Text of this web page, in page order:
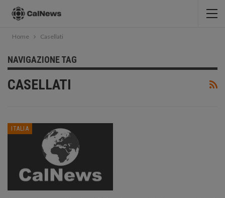
Home Casellati
NAVIGAZIONE TAG
CASELLATI
ITALIA